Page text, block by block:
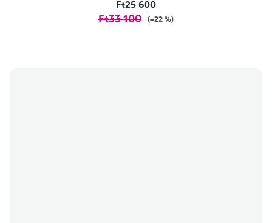
Ft25 600
Ft33 100 (–22 %)